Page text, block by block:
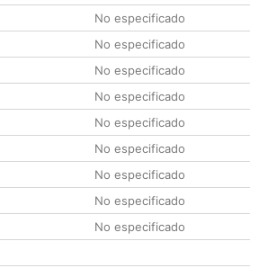
No especificado
No especificado
No especificado
No especificado
No especificado
No especificado
No especificado
No especificado
No especificado